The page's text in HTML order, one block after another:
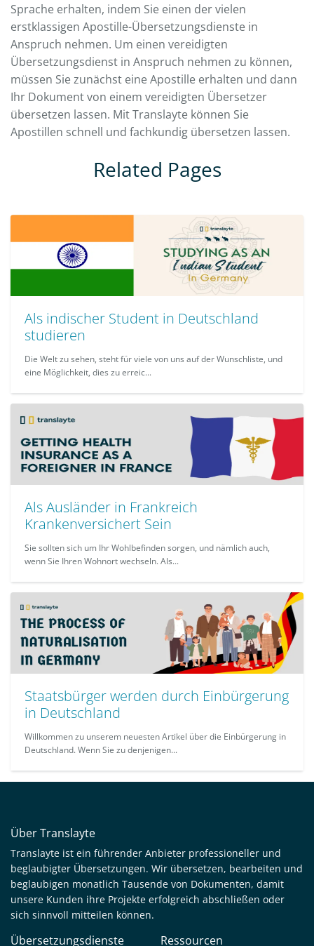
Sprache erhalten, indem Sie einen der vielen
erstklassigen Apostille-Übersetzungsdienste in
Anspruch nehmen. Um einen vereidigten
Übersetzungsdienst in Anspruch nehmen zu können,
müssen Sie zunächst eine Apostille erhalten und dann
Ihr Dokument von einem vereidigten Übersetzer
übersetzen lassen. Mit Translayte können Sie
Apostillen schnell und fachkundig übersetzen lassen.
Related Pages
Als indischer Student in Deutschland
studieren
Die Welt zu sehen, steht für viele von uns auf der Wunschliste, und
eine Möglichkeit, dies zu erreic...
Als Ausländer in Frankreich
Krankenversichert Sein
Sie sollten sich um Ihr Wohlbefinden sorgen, und nämlich auch,
wenn Sie Ihren Wohnort wechseln. Als...
Staatsbürger werden durch Einbürgerung
in Deutschland
Willkommen zu unserem neuesten Artikel über die Einbürgerung in
Deutschland. Wenn Sie zu denjenigen...
Über Translayte
Translayte ist ein führender Anbieter professioneller und
beglaubigter Übersetzungen. Wir übersetzen, bearbeiten und
beglaubigen monatlich Tausende von Dokumenten, damit
unsere Kunden ihre Projekte erfolgreich abschließen oder
sich sinnvoll mitteilen können.
Übersetzungsdienste Ressourcen